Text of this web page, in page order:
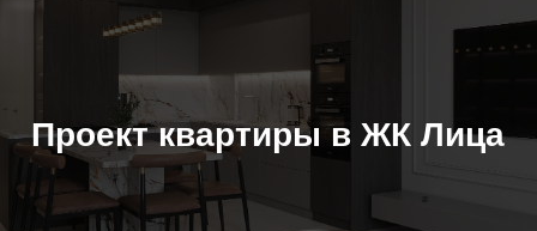
Проект квартиры в ЖК Лица